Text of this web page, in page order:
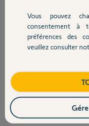
Devis avec un pro
Contact
Réponses
Bonjour Nicolas,
Vous pouvez
consentement
préférences des
veuillez consulter